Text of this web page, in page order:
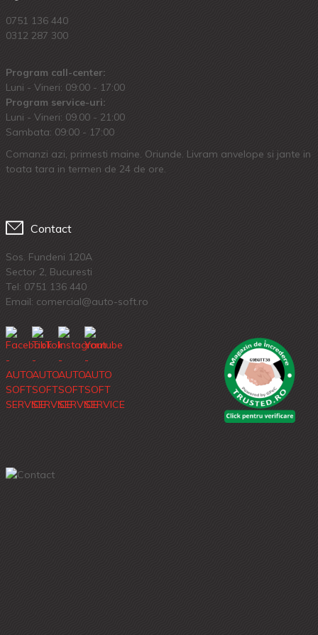
0751 136 440
0312 287 300
Program call-center:
Luni - Vineri: 09:00 - 17:00
Program service-uri:
Luni - Vineri: 09.00 - 21:00
Sambata: 09:00 - 17:00
Comanzi azi, primesti maine. Oriunde. Livram anvelope si jante in
toata tara in termen de 24 de ore.
Contact
Sos. Fundeni 120A
Sector 2, Bucuresti
Tel: 0751 136 440
Email: comercial@auto-soft.ro